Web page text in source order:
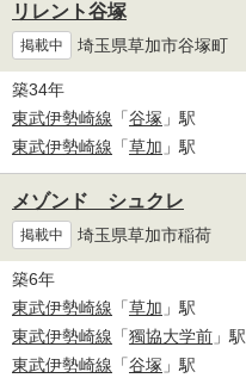
リレント谷塚
掲載中 埼玉県草加市谷塚町
築34年
東武伊勢崎線 「谷塚 」駅
東武伊勢崎線 「草加 」駅
メゾンド シュクレ
掲載中 埼玉県草加市稲荷
築6年
東武伊勢崎線 「草加 」駅
東武伊勢崎線 「獨協大学前 」駅
東武伊勢崎線 「谷塚 」駅